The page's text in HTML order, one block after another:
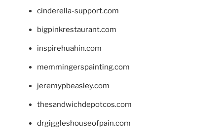
cinderella-support.com
bigpinkrestaurant.com
inspirehuahin.com
memmingerspainting.com
jeremypbeasley.com
thesandwichdepotcos.com
drgiggleshouseofpain.com